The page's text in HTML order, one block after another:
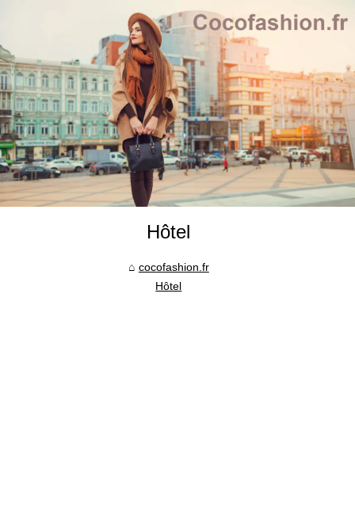
Hôtel
cocofashion.fr
Hôtel